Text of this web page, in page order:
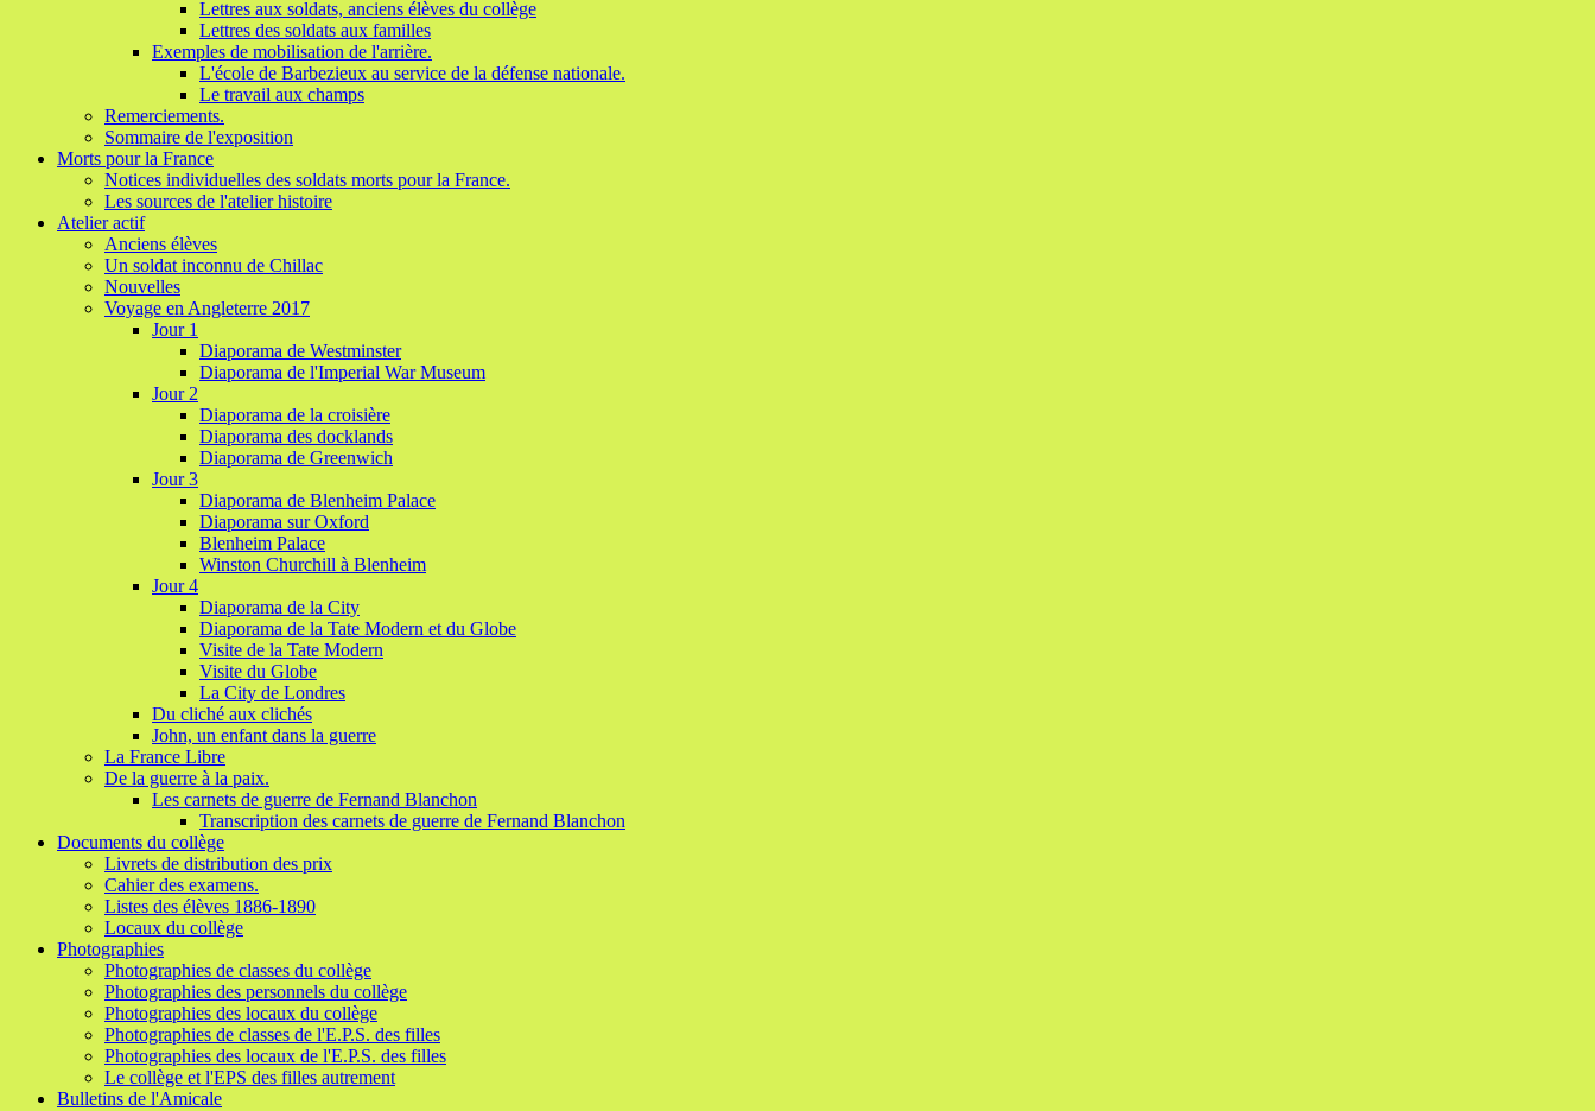
Lettres aux soldats, anciens élèves du collège
Lettres des soldats aux familles
Exemples de mobilisation de l'arrière.
L'école de Barbezieux au service de la défense nationale.
Le travail aux champs
Remerciements.
Sommaire de l'exposition
Morts pour la France
Notices individuelles des soldats morts pour la France.
Les sources de l'atelier histoire
Atelier actif
Anciens élèves
Un soldat inconnu de Chillac
Nouvelles
Voyage en Angleterre 2017
Jour 1
Diaporama de Westminster
Diaporama de l'Imperial War Museum
Jour 2
Diaporama de la croisière
Diaporama des docklands
Diaporama de Greenwich
Jour 3
Diaporama de Blenheim Palace
Diaporama sur Oxford
Blenheim Palace
Winston Churchill à Blenheim
Jour 4
Diaporama de la City
Diaporama de la Tate Modern et du Globe
Visite de la Tate Modern
Visite du Globe
La City de Londres
Du cliché aux clichés
John, un enfant dans la guerre
La France Libre
De la guerre à la paix.
Les carnets de guerre de Fernand Blanchon
Transcription des carnets de guerre de Fernand Blanchon
Documents du collège
Livrets de distribution des prix
Cahier des examens.
Listes des élèves 1886-1890
Locaux du collège
Photographies
Photographies de classes du collège
Photographies des personnels du collège
Photographies des locaux du collège
Photographies de classes de l'E.P.S. des filles
Photographies des locaux de l'E.P.S. des filles
Le collège et l'EPS des filles autrement
Bulletins de l'Amicale